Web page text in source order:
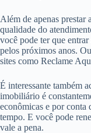
Além de apenas prestar
qualidade do
você pode ter que
pelos próximos anos.
sites como Reclame
É interessante também
imobiliário é
econômicas e por conta
tempo. E você pode
vale a pena.